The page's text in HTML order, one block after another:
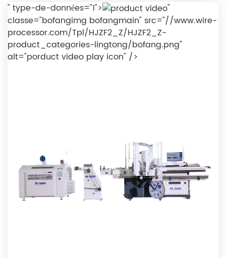
" type-de-données="1">
"
classe="bofangimg bofangmain" src="//www.wire-
processor.com/Tpl/HJZF2_Z/HJZF2_Z-
product_categories-lingtong/bofang.png"
alt="porduct video play icon" />